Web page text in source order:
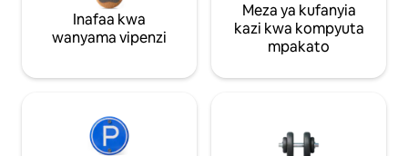
Inafaa kwa
wanyama vipenzi
Meza ya kufanyia
kazi kwa kompyuta
mpakato